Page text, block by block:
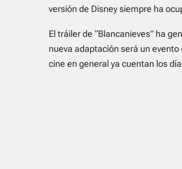
versión de Disney siempre ha
El tráiler de “Blancanieves” ha
nueva adaptación será un
cine en general ya cuentan los